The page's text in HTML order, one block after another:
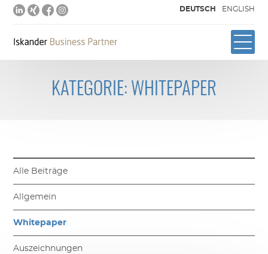
DEUTSCH ENGLISH
KATEGORIE: WHITEPAPER
Alle Beiträge
Allgemein
Whitepaper
Auszeichnungen